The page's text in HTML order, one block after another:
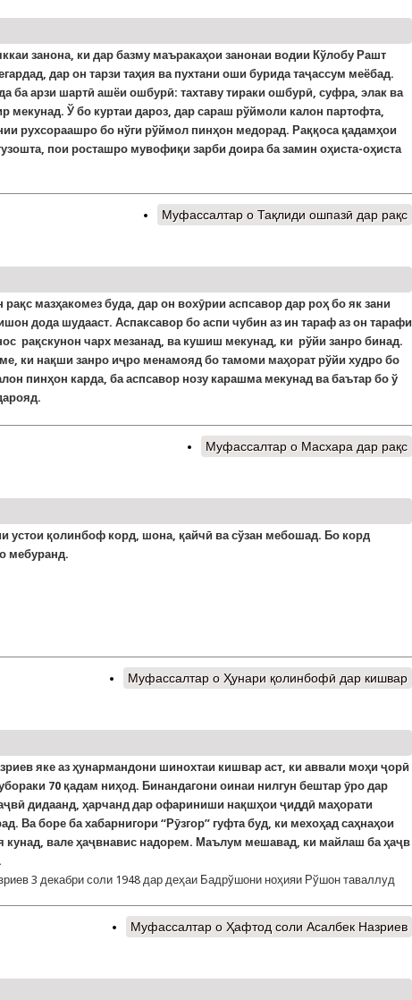
занона, ки дар базму маъракаҳои занонаи водии Кўлобу Рашт
, дар он тарзи таҳия ва пухтани оши бурида таҷассум меёбад.
ба арзи шартӣ ашёи ошбурӣ: тахтаву тираки ошбурӣ, суфра, элак ва
мекунад. Ў бо куртаи дароз, дар сараш рўймоли калон партофта,
рухсораашро бо нўги рўймол пинҳон медорад. Раққоса қадамҳои
пои росташро мувофиқи зарби доира ба замин оҳиста-оҳиста
Муфассалтар о Тақлиди ошпазӣ дар рақс
рақс мазҳакомез буда, дар он вохӯрии аспсавор дар роҳ бо як зани
дода шудааст. Аспаксавор бо аспи чубин аз ин тараф аз он тарафи
рақскунон чарх мезанад, ва кушиш мекунад, ки рўйи занро бинад.
ки нақши занро иҷро менамояд бо тамоми маҳорат рўйи худро бо
пинҳон карда, ба аспсавор нозу карашма мекунад ва баътар бо ў
Муфассалтар о Масхара дар рақс
устои қолинбоф корд, шона, қайчӣ ва сўзан мебошад. Бо корд
мебуранд.
Муфассалтар о Ҳунари қолинбофӣ дар кишвар
яке аз ҳунармандони шинохтаи кишвар аст, ки аввали моҳи ҷорӣ
70 қадам ниҳод. Бинандагони оинаи нилгун бештар ӯро дар
дидаанд, ҳарчанд дар офариниши нақшҳои ҷиддӣ маҳорати
Ва боре ба хабарнигори “Рӯзгор” гуфта буд, ки мехоҳад саҳнаҳои
кунад, вале ҳаҷвнавис надорем. Маълум мешавад, ки майлаш ба ҳаҷв
3 декабри соли 1948 дар деҳаи Бадрўшони ноҳияи Рўшон таваллуд
Муфассалтар о Ҳафтод соли Асалбек Назриев